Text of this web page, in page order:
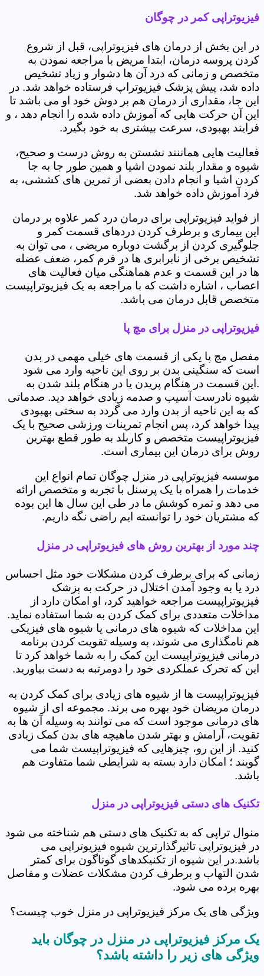
فیزیوتراپی کمر در چوگان
در این بخش از درمان های فیزیوتراپی، قبل از شروع
کردن پروسه درمان، ابتدا مریض با مراجعه نمودن به
متخصص و زمانی که درد آن ها دشوار و زیاد تشخیص
داده شد، پیش پزشک فیزیوتراپ فرستاده خواهد شد. در
این جا، مقداری از درمان هم بر دوش خود او می باشد تا
این آن حرکت هایی که آموزش داده شده را انجام دهد ، و
فرایند بهبودی، سرعت بیشتری به خود بگیرد.
فعالیت هایی هماننند نشستن به روش درست و صحیح،
شیوه و مقدار بلند نمودن اشیا و همین طور جا به جا
کردن اشیا و انجام دادن بعضی از تمرین های کششی، به
فرد آموزش داده خواهد شد.
از فواید فیزیوتراپی برای درمان درد کمر علاوه بر درمان
این بیماری و برطرف کردن دردهای قسمت کمر و
جلوگیری کردن از برگشت دوباره مریضی ، می توان به
تشخیص برخی از نابرابری ها در فرم کمر، ضعف عضله
ها در این قسمت و عدم هماهنگی میان فعالیت های
اعصاب ، اشاره داشت که با مراجعه به یک فیزیوتراپیست
متخصص قابل درمان می باشد.
فیزیوتراپی در منزل برای مچ پا
مفصل مچ پا یکی از قسمت های خیلی مهمی در بدن
است که سنگینی بدن بر روی این ناحیه وارد می شود
.این قسمت در هنگام پریدن یا در هنگام بلند شدن به
شیوه نادرست آسیب و صدمه زیادی خواهد دید. صدماتی
که به این ناحیه از بدن وارد می گردد به سختی بهبودی
پیدا خواهد کرد، پس انجام تمرینات ورزشی صحیح با یک
فیزیوتراپیست متخصص و کاربلد به طور قطع بهترین
روش برای درمان این بیماری است.
موسسه فیزیوتراپی در منزل چوگان تمام انواع این
خدمات را همراه با یک پرسنل با تجربه و متخصص ارائه
می دهد و ثمره کوشش ما در طی این سال ها این بوده
که مشتریان خود را توانسته ایم راضی نگه داریم.
چند مورد از بهترین روش های فیزیوتراپی در منزل
زمانی که برای برطرف کردن مشکلات خود مثل احساس
درد یا به وجود آمدن اختلال در حرکت به پزشک
فیزیوتراپیست مراجعه خواهید کرد، او امکان دارد از
مداخلات متعددی برای کمک کردن به شما استفاده نماید.
این مداخلات که شیوه های درمانی یا شیوه های فیزیکی
هم نامگذاری می شوند، به وسیله تقویت کردن برنامه
درمانی فیزیوتراپیست این کمک را به شما خواهد کرد تا
این که تحرک عملکردی خود را دومرتبه به دست بیاورید.
فیزیوتراپیست ها از شیوه های زیادی برای کمک کردن به
درمان مریضان خود بهره می برند. مجموعه ای از شیوه
های درمانی موجود است که می توانند به وسیله آن ها به
تقویت، آرامش و بهتر شدن ماهیچه های بدن کمک زیادی
کنید. از این رو، چیزهایی که فیزیوتراپیست شما می
گویند ؛ امکان دارد بسته به شرایطی شما متفاوت هم
باشد.
تکنیک های دستی فیزیوتراپی در منزل
منوال تراپی که به تکنیک های دستی هم شناخته می شود
در فیزیوتراپی تاثیرگذارترین شیوه فیزیوتراپی می
باشد.در این شیوه از تکنیکدهای گوناگون برای کمتر
شدن التهاب و برطرف کردن مشکلات عضلات و مفاصل
بهره برده می شود.
ویژگی های یک مرکز فیزیوتراپی در منزل خوب چیست؟
یک مرکز فیزیوتراپی در منزل در چوگان باید
ویژگی های زیر را داشته باشد؟